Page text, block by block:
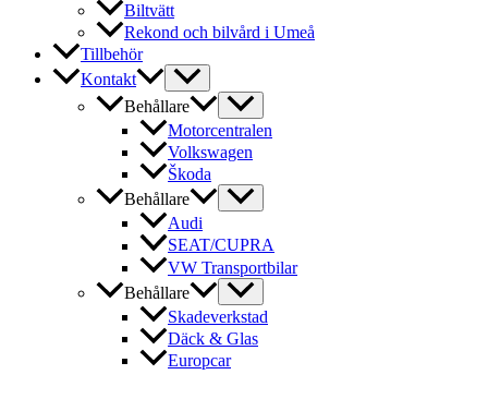
Biltvätt
Rekond och bilvård i Umeå
Tillbehör
Kontakt
Behållare
Motorcentralen
Volkswagen
Škoda
Behållare
Audi
SEAT/CUPRA
VW Transportbilar
Behållare
Skadeverkstad
Däck & Glas
Europcar